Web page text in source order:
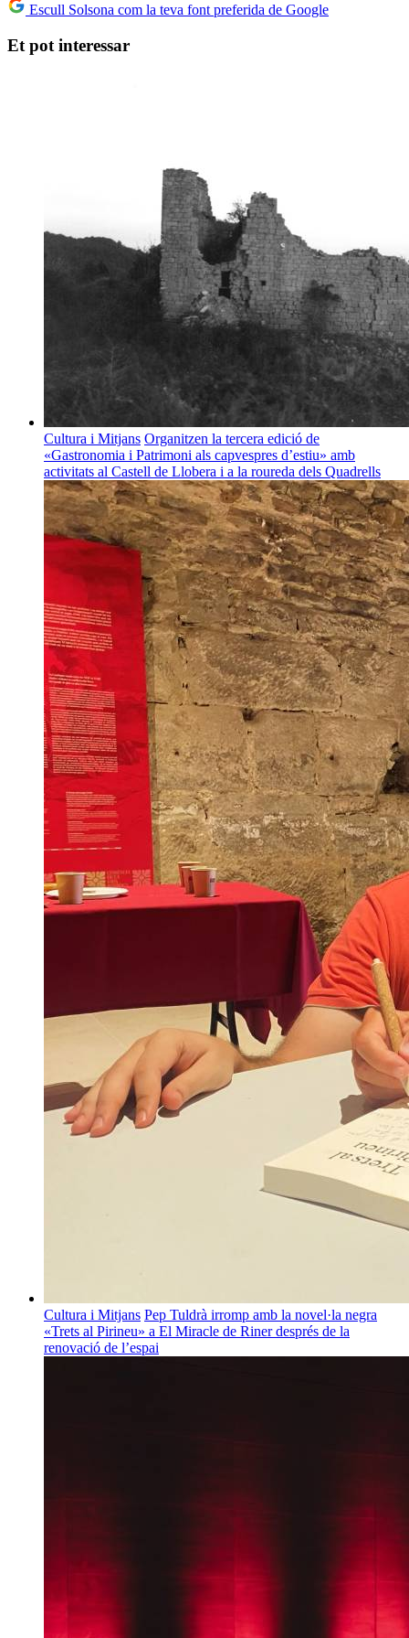
Escull Solsona com la teva font preferida de Google
Et pot interessar
Cultura i Mitjans Organitzen la tercera edició de
«Gastronomia i Patrimoni als capvespres d’estiu» amb
activitats al Castell de Llobera i a la roureda dels Quadrells
Cultura i Mitjans Pep Tuldrà irromp amb la novel·la negra
«Trets al Pirineu» a El Miracle de Riner després de la
renovació de l’espai